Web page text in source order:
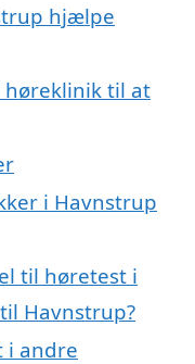
hjælpe
til at
i Havnstrup
til høretest i
Havnstrup?
i andre